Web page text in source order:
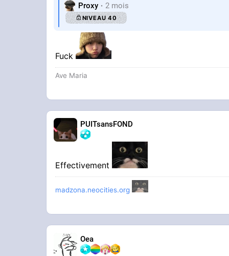
Proxy 2 mois
NIVEAU 40
Fuck
Ave Maria
PUITsansFOND
Effectivement
madzona.neocities.org
Oea